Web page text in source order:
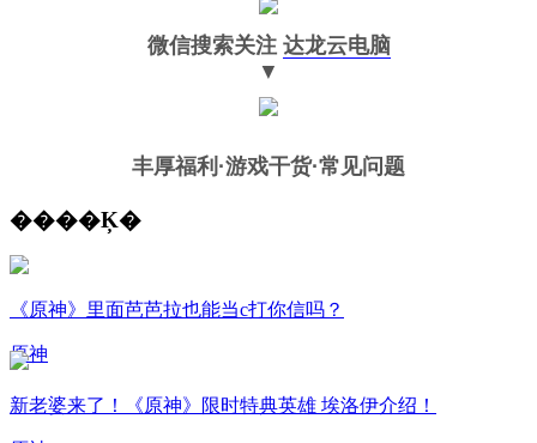
微信搜索关注 达龙云电脑
▼
丰厚福利 ·游戏干货·常见问题
����Ķ�
《原神》里面芭芭拉也能当c打你信吗？
原神
新老婆来了！《原神》限时特典英雄 埃洛伊介绍！